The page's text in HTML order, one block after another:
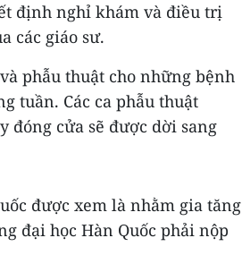
định nghỉ khám và điều trị
các giáo sư.
phẫu thuật cho những bệnh
tuần. Các ca phẫu thuật
đóng cửa sẽ được dời sang
được xem là nhằm gia tăng
đại học Hàn Quốc phải nộp